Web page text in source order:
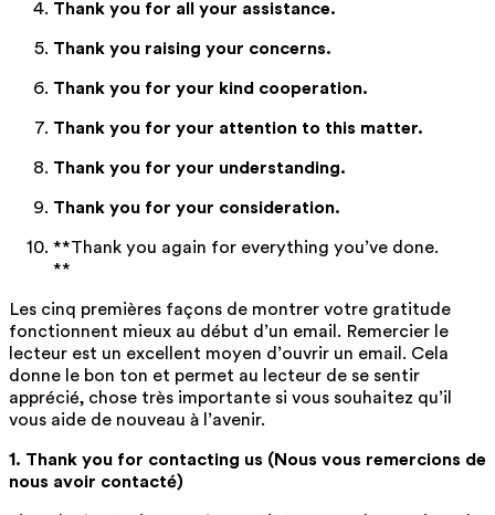
Thank you for all your assistance.
Thank you raising your concerns.
Thank you for your kind cooperation.
Thank you for your attention to this matter.
Thank you for your understanding.
Thank you for your consideration.
**Thank you again for everything you’ve done.
**
Les cinq premières façons de montrer votre gratitude
fonctionnent mieux au début d’un email. Remercier le
lecteur est un excellent moyen d’ouvrir un email. Cela
donne le bon ton et permet au lecteur de se sentir
apprécié, chose très importante si vous souhaitez qu’il
vous aide de nouveau à l’avenir.
1. Thank you for contacting us (Nous vous remercions de
nous avoir contacté)